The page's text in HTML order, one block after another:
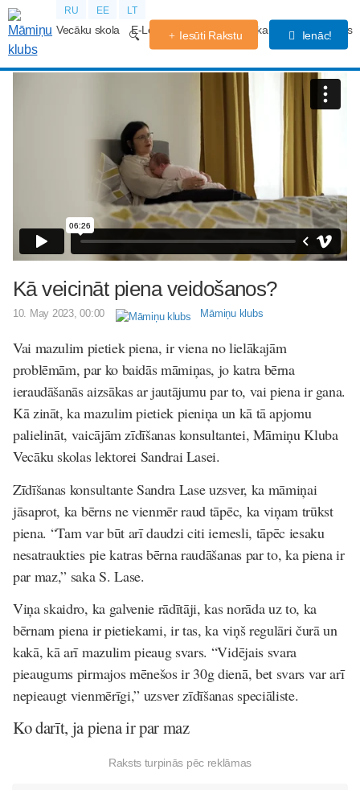
RU EE LT
Vecāku skola E-Lekcijas Grūtniecības kalendārs Forums
Iesūti Rakstu Ienāc!
Kā veicināt piena veidošanos?
10. May 2023, 00:00 Māmiņu klubs
Vai mazulim pietiek piena, ir viena no lielākajām
problēmām, par ko baidās māmiņas, jo katra bērna
ieraudāšanās aizsākas ar jautājumu par to, vai piena ir gana.
Kā zināt, ka mazulim pietiek pieniņa un kā tā apjomu
palielināt, vaicājām zīdīšanas konsultantei, Māmiņu Kluba
Vecāku skolas lektorei Sandrai Lasei.
Zīdīšanas konsultante Sandra Lase uzsver, ka māmiņai
jāsaprot, ka bērns ne vienmēr raud tāpēc, ka viņam trūkst
piena. “Tam var būt arī daudzi citi iemesli, tāpēc iesaku
nesatraukties pie katras bērna raudāšanas par to, ka piena ir
par maz,” saka S. Lase.
Viņa skaidro, ka galvenie rādītāji, kas norāda uz to, ka
bērnam piena ir pietiekami, ir tas, ka viņš regulāri čurā un
kakā, kā arī mazulim pieaug svars. “Vidējais svara
pieaugums pirmajos mēnešos ir 30g dienā, bet svars var arī
nepieaugt vienmērīgi,” uzsver zīdīšanas speciāliste.
Ko darīt, ja piena ir par maz
Raksts turpinās pēc reklāmas